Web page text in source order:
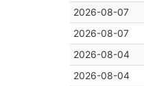
2026-08-07
2026-08-07
2026-08-04
2026-08-04